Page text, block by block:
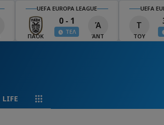
UEFA EUROPA LEAGUE
ΠΑΟΚ
0 - 1
ΤΕΛ
Ά
ΆΝΤ
UEFA
Τ
ΤΟΥ
LIFE